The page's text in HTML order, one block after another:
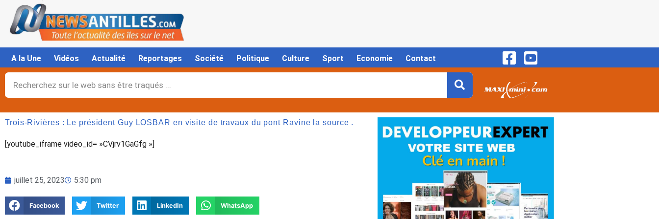
contenu
A la Une Vidéos Actualité Reportages Société Politique Culture Sport Economie Contact
Rechercher
Trois-Rivières : Le président Guy LOSBAR en visite de travaux du pont Ravine la source .
[youtube_iframe video_id= »CVjrv1GaGfg »]
juillet 25, 2023 5:30 pm
Facebook Twitter LinkedIn WhatsApp